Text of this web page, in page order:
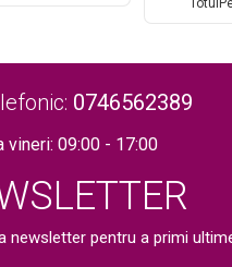
Refrigeration
1200W
0746562389
vineri: 09:00 - 17:00
newsletter pentru a primi